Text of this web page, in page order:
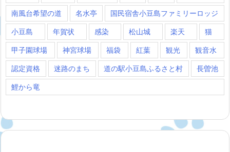
南風台希望の道
名水亭
国民宿舎小豆島ファミリーロッジ
小豆島
年賀状 感染 松山城 楽天
猫
甲子園球場
神宮球場 福袋 紅葉 観光
観音水
認定資格
迷路のまち 道の駅小豆島ふるさと村
長曽池
鯉から竜